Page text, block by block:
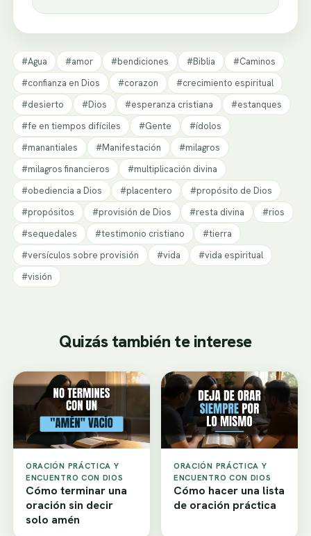
#Agua #amor #bendiciones #Biblia
#Caminos
#confianza en Dios
#corazon
#crecimiento espiritual
#desierto
#Dios #esperanza cristiana
#estanques
#fe en tiempos difíciles
#Gente
#ídolos
#manantiales
#Manifestación
#milagros
#milagros financieros
#multiplicación divina
#obediencia a Dios
#placentero
#propósito de Dios
#propósitos
#provisión de Dios #resta divina
#rios
#sequedales
#testimonio cristiano
#tierra
#versículos sobre provisión
#vida
#vida espiritual
#visión
Quizás también te interese
ORACIÓN PRÁCTICA Y
ENCUENTRO CON DIOS
Cómo terminar una
oración sin decir
solo amén
ORACIÓN PRÁCTICA Y
ENCUENTRO CON DIOS
Cómo hacer una lista
de oración práctica